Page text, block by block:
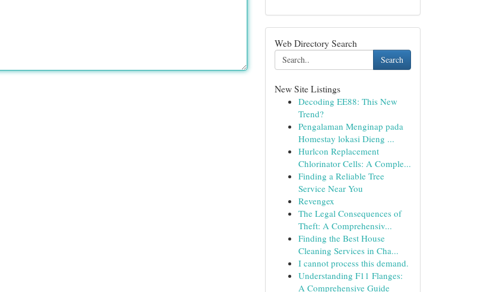
Web Directory Search
Search
New Site Listings
Decoding EE88: This New
Trend?
Pengalaman Menginap pada
Homestay lokasi Dieng ...
Hurlcon Replacement
Chlorinator Cells: A Comple...
Finding a Reliable Tree
Service Near You
Revengex
The Legal Consequences of
Theft: A Comprehensiv...
Finding the Best House
Cleaning Services in Cha...
I cannot process this demand.
Understanding F11 Flanges:
A Comprehensive Guide